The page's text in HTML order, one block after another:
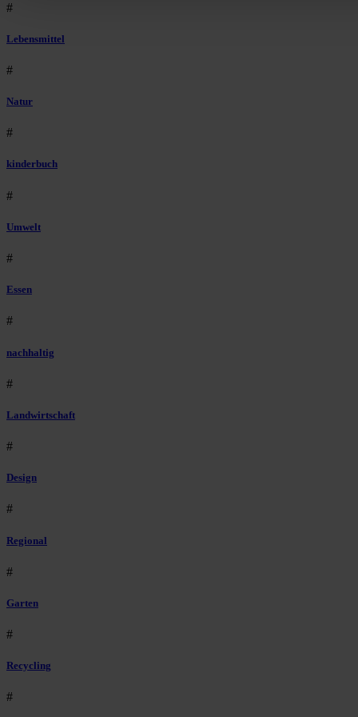
#
Lebensmittel
#
Natur
#
kinderbuch
#
Umwelt
#
Essen
#
nachhaltig
#
Landwirtschaft
#
Design
#
Regional
#
Garten
#
Recycling
#